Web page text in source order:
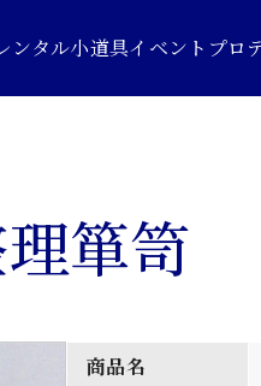
ンタル小道具イベントプロ
箪笥
商品名